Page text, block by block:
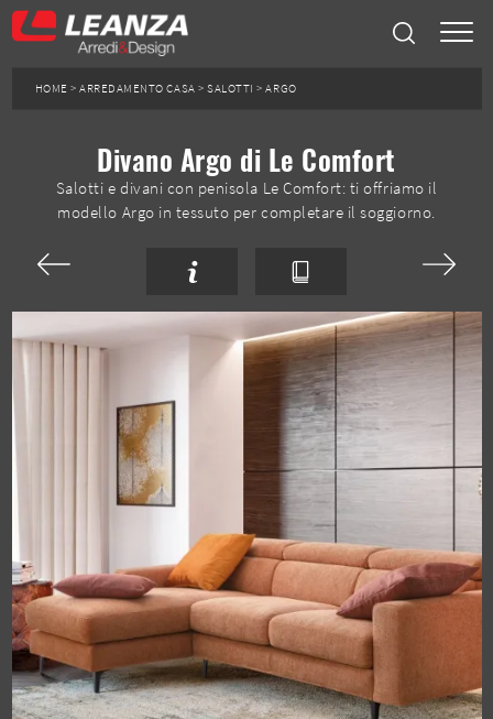
HOME >ARREDAMENTO CASA >SALOTTI >ARGO
Divano Argo di Le Comfort
Salotti e divani con penisola Le Comfort: ti offriamo il
modello Argo in tessuto per completare il soggiorno.